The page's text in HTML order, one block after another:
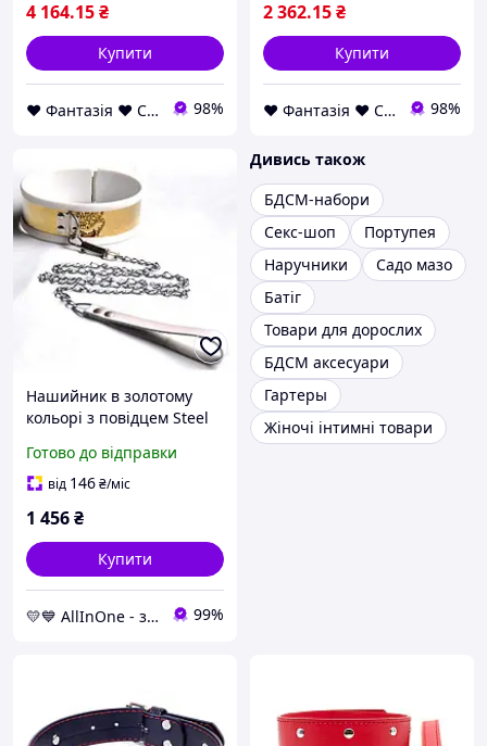
4 164.15₴
Купити
❤ Фантазія ❤ Секс шоп інтернет магазин товарів для дорослих ❤ Анонімно 98%
2 362.15₴
Купити
❤ Фантазія ❤ Секс шоп інтернет магазин товарів для дорослих ❤ Анонімно 98%
Нашийник в золотому
кольорі з повідцем Steel
AllInOne
Готово до відправки
від 146₴/міс
1 456₴
Купити
💛💙 AllInOne - знаходь все необхідне в одному магазині! 99%
Дивись також
БДСМ-набори
Секс-шоп
Портупея
Наручники
Садо мазо
Батіг
Товари для дорослих
БДСМ аксесуари
Гартеры
Жіночі інтимні товари